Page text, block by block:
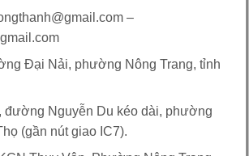
–
Đại Nải, phường Nông Trang, tỉnh
đường Nguyễn Du kéo dài, phường
(gần nút giao IC7).